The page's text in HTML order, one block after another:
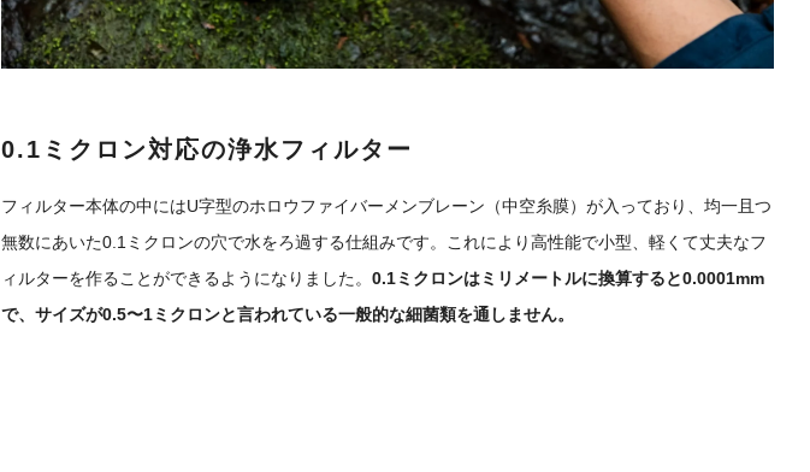
0.1ミクロン対応の浄水フィルター
フィルター本体の中にはU字型のホロウファイバーメンブレーン（中空糸膜）が入っており、均一且つ
無数にあいた0.1ミクロンの穴で水をろ過する仕組みです。これにより高性能で小型、軽くて丈夫なフ
ィルターを作ることができるようになりました。 0.1ミクロンはミリメートルに換算すると0.0001mm
で、サイズが0.5〜1ミクロンと言われている一般的な細菌類を通しません。